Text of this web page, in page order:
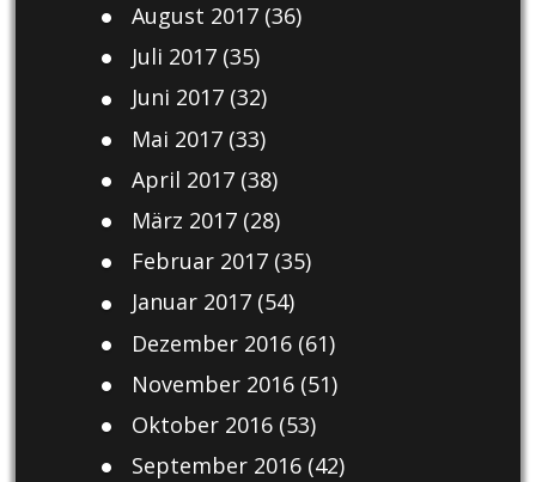
August 2017(36)
Juli 2017(35)
Juni 2017(32)
Mai 2017(33)
April 2017(38)
März 2017(28)
Februar 2017(35)
Januar 2017(54)
Dezember 2016(61)
November 2016(51)
Oktober 2016(53)
September 2016(42)